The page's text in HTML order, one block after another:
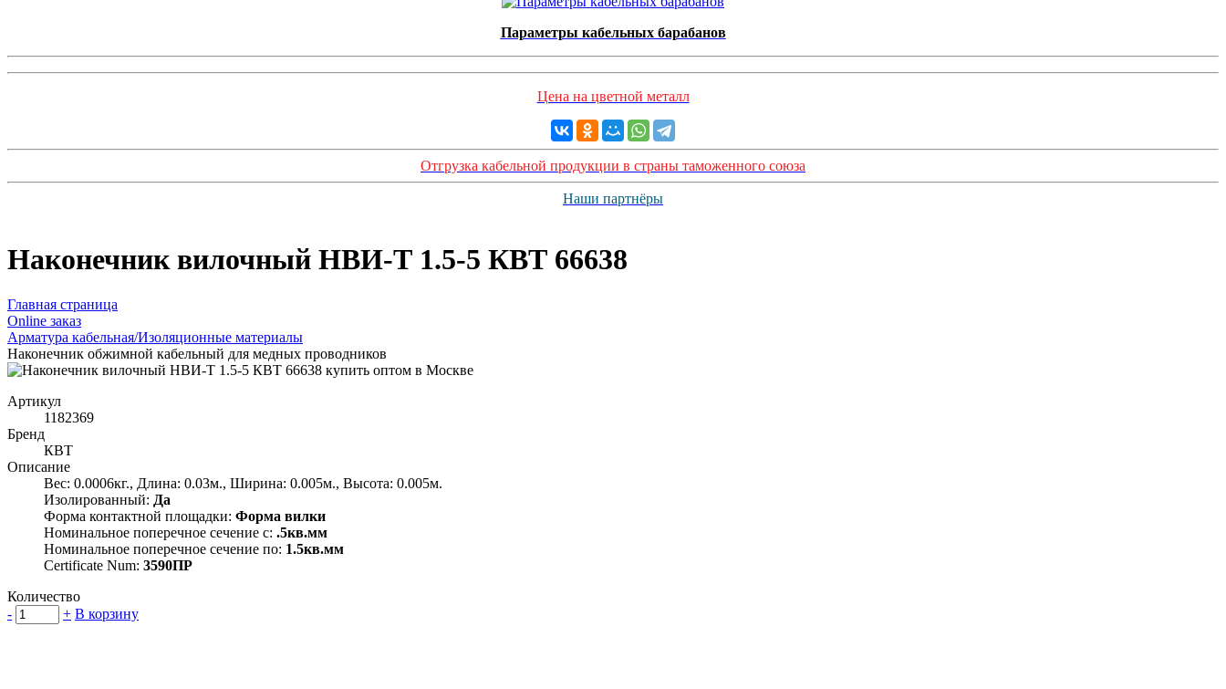
Параметры кабельных барабанов
Цена на цветной металл
Отгрузка кабельной продукции в страны таможенного союза
Наши партнёры
Наконечник вилочный НВИ-Т 1.5-5 КВТ 66638
Главная страница
Оnline заказ
Арматура кабельная/Изоляционные материалы
Наконечник обжимной кабельный для медных проводников
Артикул
1182369
Бренд
КВТ
Описание
Вес: 0.0006кг., Длина: 0.03м., Ширина: 0.005м., Высота: 0.005м.
Изолированный: Да
Форма контактной площадки: Форма вилки
Номинальное поперечное сечение с: .5кв.мм
Номинальное поперечное сечение по: 1.5кв.мм
Certificate Num: 3590ПР
Количество
-
+ В корзину